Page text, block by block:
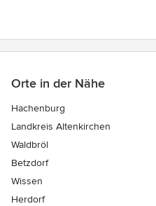
Orte in der Nähe
Hachenburg
Landkreis Altenkirchen
Waldbröl
Betzdorf
Wissen
Herdorf